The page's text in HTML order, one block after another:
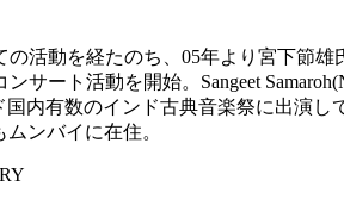
の活動を経たのち、05年より宮下節
サート活動を開始。Sangeet
国内有数のインド古典音楽祭に出演し
ムンバイに在住。